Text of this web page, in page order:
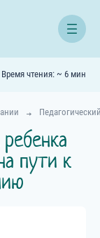
пути к
Время чтения: ~ 6 мин